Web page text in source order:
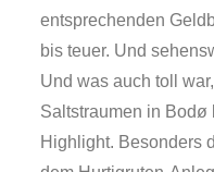
entsprechenden
bis teuer. Und
Und was auch toll
Saltstraumen in Bodø
Highlight. Besonders